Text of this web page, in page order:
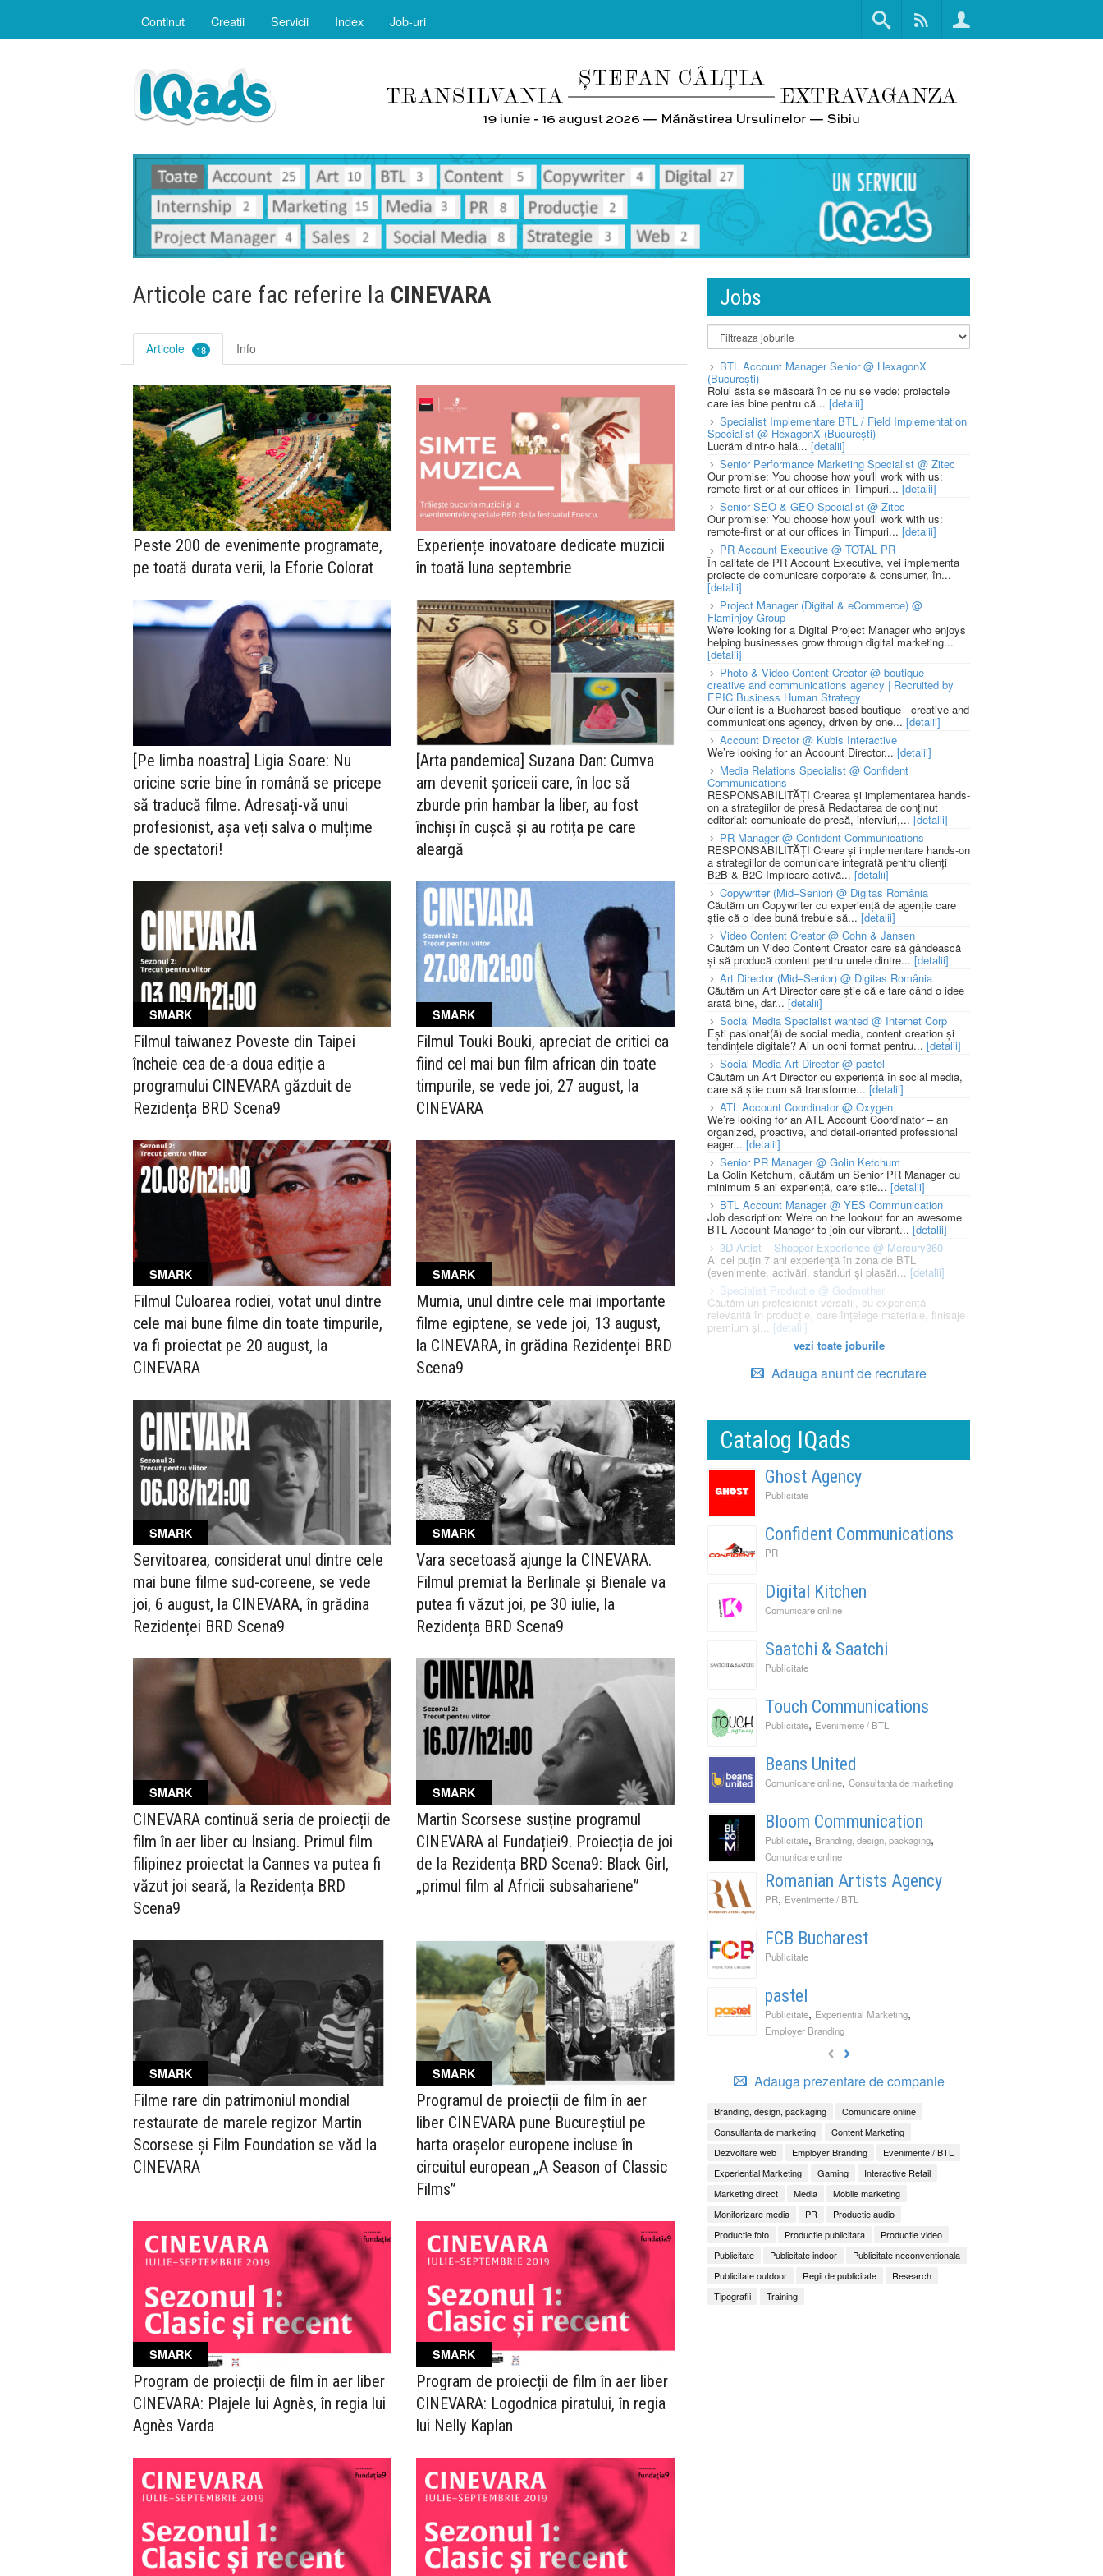
Continut Creatii Servicii Index Job-uri
Articole care fac referire la CINEVARA
Articole 18 Info
Peste 200 de evenimente programate,
pe toată durata verii, la Eforie Colorat
Experiențe inovatoare dedicate muzicii
în toată luna septembrie
[Pe limba noastra] Ligia Soare: Nu
oricine scrie bine în română se pricepe
să traducă filme. Adresați-vă unui
profesionist, așa veți salva o mulțime
de spectatori!
[Arta pandemica] Suzana Dan: Cumva
am devenit șoriceii care, în loc să
zburde prin hambar la liber, au fost
închiși în cușcă și au rotița pe care
aleargă
SMARK
Filmul taiwanez Poveste din Taipei
încheie cea de-a doua ediție a
programului CINEVARA găzduit de
Rezidența BRD Scena9
SMARK
Filmul Touki Bouki, apreciat de critici ca
fiind cel mai bun film african din toate
timpurile, se vede joi, 27 august, la
CINEVARA
SMARK
Filmul Culoarea rodiei, votat unul dintre
cele mai bune filme din toate timpurile,
va fi proiectat pe 20 august, la
CINEVARA
SMARK
Mumia, unul dintre cele mai importante
filme egiptene, se vede joi, 13 august,
la CINEVARA, în grădina Rezidenței BRD
Scena9
SMARK
Servitoarea, considerat unul dintre cele
mai bune filme sud-coreene, se vede
joi, 6 august, la CINEVARA, în grădina
Rezidenței BRD Scena9
SMARK
Vara secetoasă ajunge la CINEVARA.
Filmul premiat la Berlinale și Bienale va
putea fi văzut joi, pe 30 iulie, la
Rezidența BRD Scena9
SMARK
CINEVARA continuă seria de proiecții de
film în aer liber cu Insiang. Primul film
filipinez proiectat la Cannes va putea fi
văzut joi seară, la Rezidența BRD
Scena9
SMARK
Martin Scorsese susține programul
CINEVARA al Fundației9. Proiecția de joi
de la Rezidența BRD Scena9: Black Girl,
„primul film al Africii subsahariene”
SMARK
Filme rare din patrimoniul mondial
restaurate de marele regizor Martin
Scorsese și Film Foundation se văd la
CINEVARA
SMARK
Programul de proiecții de film în aer
liber CINEVARA pune Bucureștiul pe
harta orașelor europene incluse în
circuitul european „A Season of Classic
Films”
SMARK
Program de proiecții de film în aer liber
CINEVARA: Plajele lui Agnès, în regia lui
Agnès Varda
SMARK
Program de proiecții de film în aer liber
CINEVARA: Logodnica piratului, în regia
lui Nelly Kaplan
Jobs
BTL Account Manager Senior @ HexagonX
(București)
Rolul ăsta se măsoară în ce nu se vede: proiectele
care ies bine pentru că... [detalii]
Specialist Implementare BTL / Field Implementation
Specialist @ HexagonX (București)
Lucrăm dintr-o hală... [detalii]
Senior Performance Marketing Specialist @ Zitec
Our promise: You choose how you'll work with us:
remote-first or at our offices in Timpuri... [detalii]
Senior SEO & GEO Specialist @ Zitec
Our promise: You choose how you'll work with us:
remote-first or at our offices in Timpuri... [detalii]
PR Account Executive @ TOTAL PR
În calitate de PR Account Executive, vei implementa
proiecte de comunicare corporate & consumer, în...
[detalii]
Project Manager (Digital & eCommerce) @
Flaminjoy Group
We're looking for a Digital Project Manager who enjoys
helping businesses grow through digital marketing...
[detalii]
Photo & Video Content Creator @ boutique -
creative and communications agency | Recruited by
EPIC Business Human Strategy
Our client is a Bucharest based boutique - creative and
communications agency, driven by one... [detalii]
Account Director @ Kubis Interactive
We’re looking for an Account Director... [detalii]
Media Relations Specialist @ Confident
Communications
RESPONSABILITĂȚI Crearea și implementarea hands-
on a strategiilor de presă Redactarea de conținut
editorial: comunicate de presă, interviuri,... [detalii]
PR Manager @ Confident Communications
RESPONSABILITĂȚI Creare și implementare hands-on
a strategiilor de comunicare integrată pentru clienți
B2B & B2C Implicare activă... [detalii]
Copywriter (Mid–Senior) @ Digitas România
Căutăm un Copywriter cu experiență de agenție care
știe că o idee bună trebuie să... [detalii]
Video Content Creator @ Cohn & Jansen
Căutăm un Video Content Creator care să gândească
și să producă content pentru unele dintre... [detalii]
Art Director (Mid–Senior) @ Digitas România
Căutăm un Art Director care știe că e tare când o idee
arată bine, dar... [detalii]
Social Media Specialist wanted @ Internet Corp
Ești pasionat(ă) de social media, content creation și
tendințele digitale? Ai un ochi format pentru... [detalii]
Social Media Art Director @ pastel
Căutăm un Art Director cu experiență în social media,
care să știe cum să transforme... [detalii]
ATL Account Coordinator @ Oxygen
We’re looking for an ATL Account Coordinator – an
organized, proactive, and detail-oriented professional
eager... [detalii]
Senior PR Manager @ Golin Ketchum
La Golin Ketchum, căutăm un Senior PR Manager cu
minimum 5 ani experiență, care știe... [detalii]
BTL Account Manager @ YES Communication
Job description: We're on the lookout for an awesome
BTL Account Manager to join our vibrant... [detalii]
3D Artist – Shopper Experience @ Mercury360
Ai cel puțin 7 ani experiență în zona de BTL
(evenimente, activări, standuri și plasări... [detalii]
Specialist Productie @ Godmother
Căutăm un profesionist versatil, cu experiență
relevantă în producție, care înțelege materiale, finisaje
premium și... [detalii]
vezi toate joburile
Adauga anunt de recrutare
Catalog IQads
Ghost Agency
Publicitate
Confident Communications
PR
Digital Kitchen
Comunicare online
Saatchi & Saatchi
Publicitate
Touch Communications
Publicitate, Evenimente / BTL
Beans United
Comunicare online, Consultanta de marketing
Bloom Communication
Publicitate, Branding, design, packaging,
Comunicare online
Romanian Artists Agency
PR, Evenimente / BTL
FCB Bucharest
Publicitate
pastel
Publicitate, Experiential Marketing,
Employer Branding
Adauga prezentare de companie
Branding, design, packaging
Comunicare online
Consultanta de marketing
Content Marketing
Dezvoltare web
Employer Branding
Evenimente / BTL
Experiential Marketing
Gaming
Interactive Retail
Marketing direct
Media
Mobile marketing
Monitorizare media
PR
Productie audio
Productie foto
Productie publicitara
Productie video
Publicitate
Publicitate indoor
Publicitate neconventionala
Publicitate outdoor
Regii de publicitate
Research
Tipografii
Training